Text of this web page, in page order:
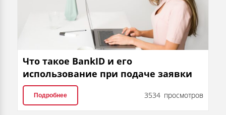
Что такое BankID и его
использование при подаче заявки
Подробнее 3534 просмотров